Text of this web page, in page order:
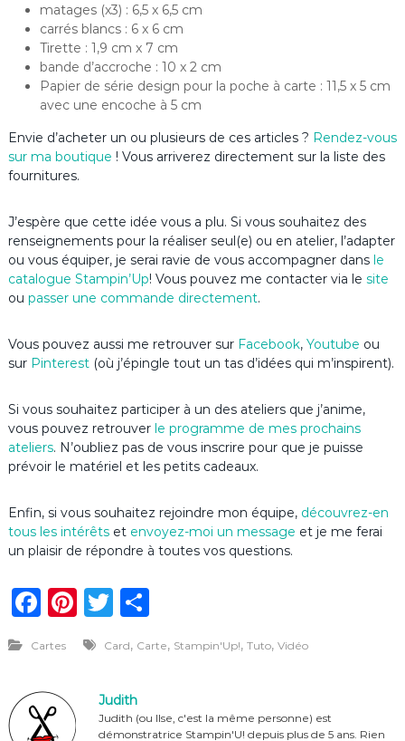
matages (x3) : 6,5 x 6,5 cm
carrés blancs : 6 x 6 cm
Tirette : 1,9 cm x 7 cm
bande d’accroche : 10 x 2 cm
Papier de série design pour la poche à carte : 11,5 x 5 cm
avec une encoche à 5 cm
Envie d’acheter un ou plusieurs de ces articles ? Rendez-vous
sur ma boutique ! Vous arriverez directement sur la liste des
fournitures.
J’espère que cette idée vous a plu. Si vous souhaitez des
renseignements pour la réaliser seul(e) ou en atelier, l’adapter
ou vous équiper, je serai ravie de vous accompagner dans le
catalogue Stampin’Up! Vous pouvez me contacter via le site
ou passer une commande directement.
Vous pouvez aussi me retrouver sur Facebook, Youtube ou
sur Pinterest (où j’épingle tout un tas d’idées qui m’inspirent).
Si vous souhaitez participer à un des ateliers que j’anime,
vous pouvez retrouverle programme de mes prochains
ateliers. N’oubliez pas de vous inscrire pour que je puisse
prévoir le matériel et les petits cadeaux.
Enfin, si vous souhaitez rejoindre mon équipe, découvrez-en
tous les intérêtset envoyez-moi un message et je me ferai
un plaisir de répondre à toutes vos questions.
F
c
e
b
Pi
n
te
re
st
T
it
te
r
P
ta
er
Cartes Card, Carte, Stampin'Up!, Tuto, Vidéo
Judith
Judith (ou Ilse, c'est la même personne) est
démonstratrice Stampin'U! depuis plus de 5 ans. Rien